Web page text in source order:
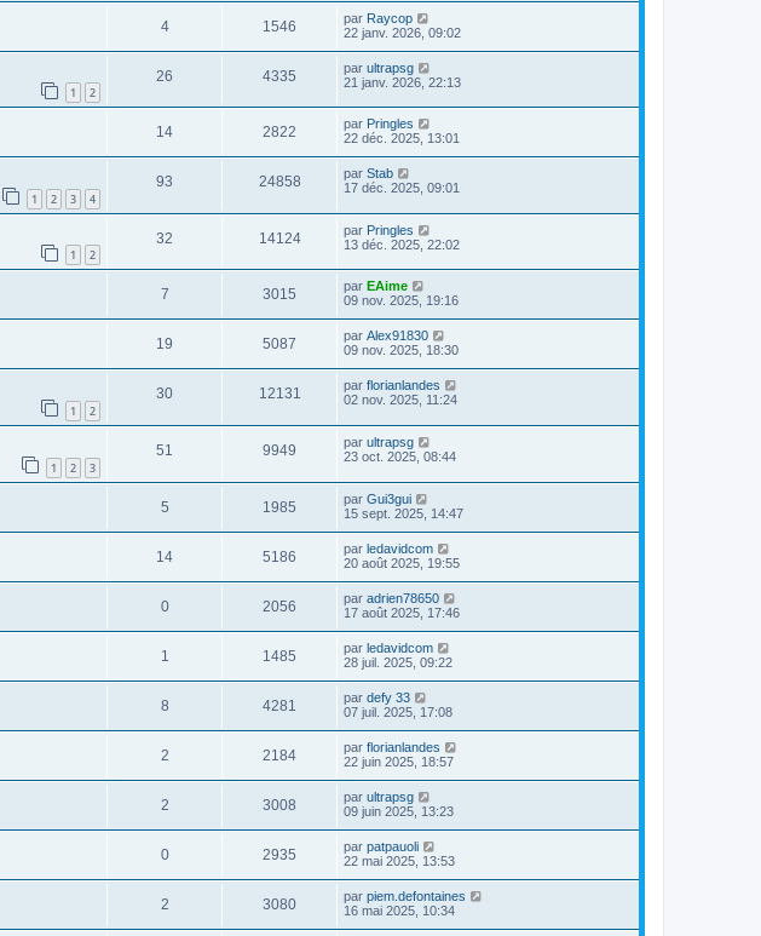
4 1546 par Raycop
22 janv. 2026, 09:02
1 2
26 4335 par ultrapsg
21 janv. 2026, 22:13
14 2822 par Pringles
22 déc. 2025, 13:01
1 2 3 4
93 24858 par Stab
17 déc. 2025, 09:01
1 2
32 14124 par Pringles
13 déc. 2025, 22:02
7 3015 par EAime
09 nov. 2025, 19:16
19 5087 par Alex91830
09 nov. 2025, 18:30
1 2
30 12131 par florianlandes
02 nov. 2025, 11:24
1 2 3
51 9949 par ultrapsg
23 oct. 2025, 08:44
5 1985 par Gui3gui
15 sept. 2025, 14:47
14 5186 par ledavidcom
20 août 2025, 19:55
0 2056 par adrien78650
17 août 2025, 17:46
1 1485 par ledavidcom
28 juil. 2025, 09:22
8 4281 par defy 33
07 juil. 2025, 17:08
2 2184 par florianlandes
22 juin 2025, 18:57
2 3008 par ultrapsg
09 juin 2025, 13:23
0 2935 par patpauoli
22 mai 2025, 13:53
2 3080 par piem.defontaines
16 mai 2025, 10:34